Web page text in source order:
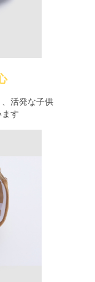
活発な子供
す